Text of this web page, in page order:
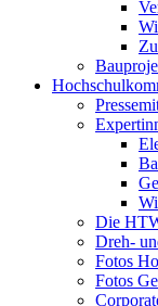
Die
Dreh-
Fotos
Fotos